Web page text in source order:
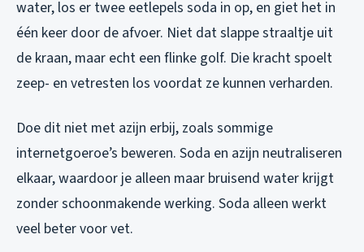
water, los er twee eetlepels soda in op, en giet het in
één keer door de afvoer. Niet dat slappe straaltje uit
de kraan, maar echt een flinke golf. Die kracht spoelt
zeep- en vetresten los voordat ze kunnen verharden.
Doe dit niet met azijn erbij, zoals sommige
internetgoeroe’s beweren. Soda en azijn neutraliseren
elkaar, waardoor je alleen maar bruisend water krijgt
zonder schoonmakende werking. Soda alleen werkt
veel beter voor vet.